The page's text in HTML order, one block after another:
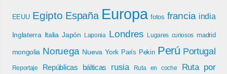
EEUU Egipto España Europa fotos francia india
Inglaterra Italia Japón Laponia Londres Lugares curiosos madrid
mongolia Noruega Nueva York París Pekin Perú Portugal
Reportaje Repúblicas bálticas rusia Ruta en coche
Ruta por